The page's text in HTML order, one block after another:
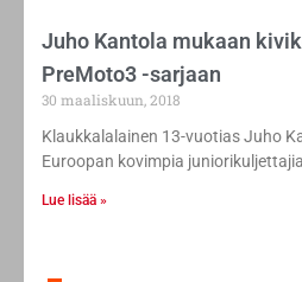
Juho Kantola mukaan
PreMoto3 -sarjaan
30 maaliskuun, 2018
Klaukkalalainen 13-vuotias Juho
Euroopan kovimpia
Lue lisää »